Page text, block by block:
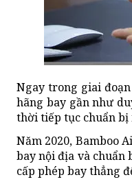
Ngay trong giai
hãng bay gần như
thời tiếp tục chuẩn bị
Năm 2020, Bamboo
bay nội địa và chuẩn
cấp phép bay thẳng